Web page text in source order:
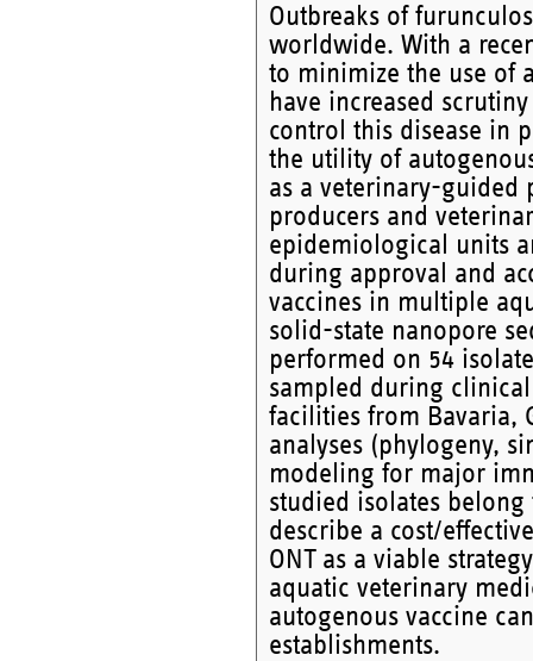
Outbreaks of
worldwide. With a
to minimize the use of
have increased
control this disease in
the utility of
as a veterinary-guided
producers and
epidemiological units
during approval and
vaccines in multiple
solid-state nanopore
performed on 54
sampled during
facilities from Bavaria,
analyses (phylogeny,
modeling for major
studied isolates
describe a cost/
ONT as a viable
aquatic veterinary
autogenous vaccine
establishments.